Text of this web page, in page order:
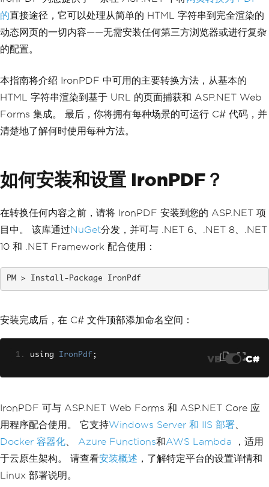
的直接途径，它可以处理从简单的 HTML 字符串到完全渲染的
动态网页的一切内容——无需安装任何第三方浏览器或进行复杂
的配置。
本指南将介绍 IronPDF 中可用的主要转换方法，从基本的
HTML 字符串渲染到基于 URL 的页面捕获和 ASP.NET Web
Forms 集成。 最后，你将拥有每种场景的可运行 C# 代码，并
清楚地了解何时使用每种方法。
如何安装和设置 IronPDF？
在转换任何内容之前，请将 IronPDF 安装到您的 ASP.NET 项
目中。 该库通过NuGet分发，并可与 .NET 6、.NET 8、.NET
10 和 .NET Framework 配合使用：
Install-Package IronPdf
安装完成后，在 C# 文件顶部添加命名空间：
using IronPdf ; VB C#
IronPDF 可与 ASP.NET Web Forms 和 ASP.NET Core 应
用程序配合使用。 它支持Windows Server 和 IIS 部署
Docker 容器化
Azure Functions和AWS Lambda ，适用
于云原生架构。 请查看安装概述 ，了解特定平台的设置详情和
Linux 部署说明。